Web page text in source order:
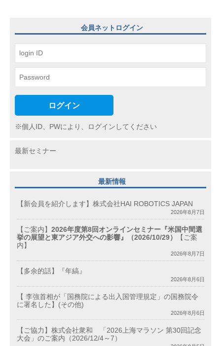
ョ
ン
会員ネットログイン
ログイン
※個人ID、PWにより、ログインしてください
最新セミナー
最新情報
【新会員を紹介します】株式会社HAI ROBOTICS JAPAN
2026年8月7日
【ご案内】 2026年度第8回オンラインセミナー『米国中間選
挙の展望と東アジア外交への影響』（2026/10/29）
【ご案
内】
2026年8月7日
【多余的話】『年縞』
2026年8月6日
【 李強首相が「国務院による出入国管理規定」の国務院令
に署名した】(その他)
2026年8月6日
【ご協力】株式会社衆和 「2026上海マラソン 第30回記念
大会」のご案内（2026/12/4～7）